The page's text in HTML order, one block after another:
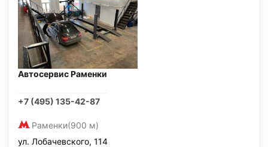
Автосервис Раменки
+7 (495) 135-42-87
Раменки(900 м)
ул. Лобачевского, 114